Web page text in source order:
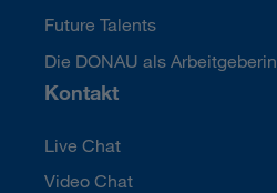
Future Talents
Die DONAU als Arbeitgeberin
Kontakt
Live Chat
Video Chat